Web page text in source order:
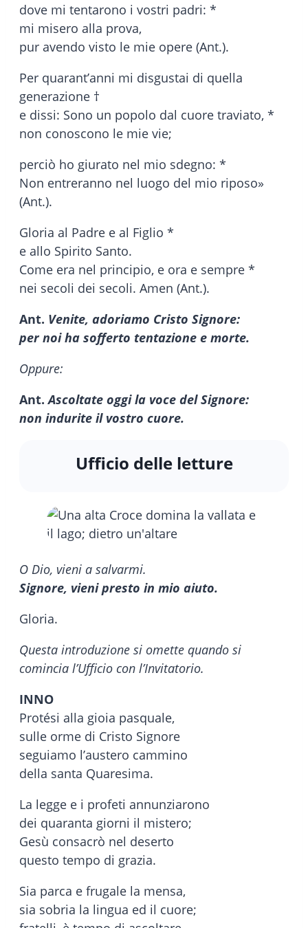
dove mi tentarono i vostri padri: *
mi misero alla prova,
pur avendo visto le mie opere (Ant.).
Per quarant’anni mi disgustai di quella
generazione †
e dissi: Sono un popolo dal cuore traviato, *
non conoscono le mie vie;
perciò ho giurato nel mio sdegno: *
Non entreranno nel luogo del mio riposo»
(Ant.).
Gloria al Padre e al Figlio *
e allo Spirito Santo.
Come era nel principio, e ora e sempre *
nei secoli dei secoli. Amen (Ant.).
Ant. Venite, adoriamo Cristo Signore:
per noi ha sofferto tentazione e morte.
Oppure:
Ant.Ascoltate oggi la voce del Signore:
non indurite il vostro cuore.
Ufficio delle letture
O Dio, vieni a salvarmi.
Signore, vieni presto in mio aiuto.
Gloria.
Questa introduzione si omette quando si
comincia l’Ufficio con l’Invitatorio.
INNO
Protési alla gioia pasquale,
sulle orme di Cristo Signore
seguiamo l’austero cammino
della santa Quaresima.
La legge e i profeti annunziarono
dei quaranta giorni il mistero;
Gesù consacrò nel deserto
questo tempo di grazia.
Sia parca e frugale la mensa,
sia sobria la lingua ed il cuore;